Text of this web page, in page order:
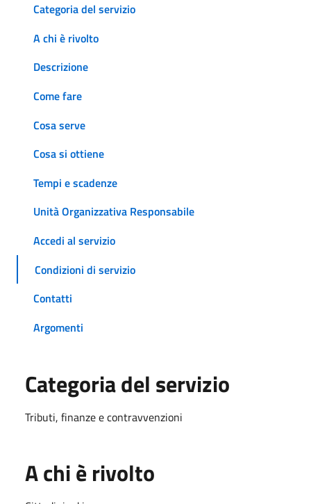
Categoria del servizio
A chi è rivolto
Descrizione
Come fare
Cosa serve
Cosa si ottiene
Tempi e scadenze
Unità Organizzativa Responsabile
Accedi al servizio
Condizioni di servizio
Contatti
Argomenti
Categoria del servizio
Tributi, finanze e contravvenzioni
A chi è rivolto